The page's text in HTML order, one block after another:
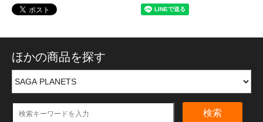
ほかの商品を探す
検索